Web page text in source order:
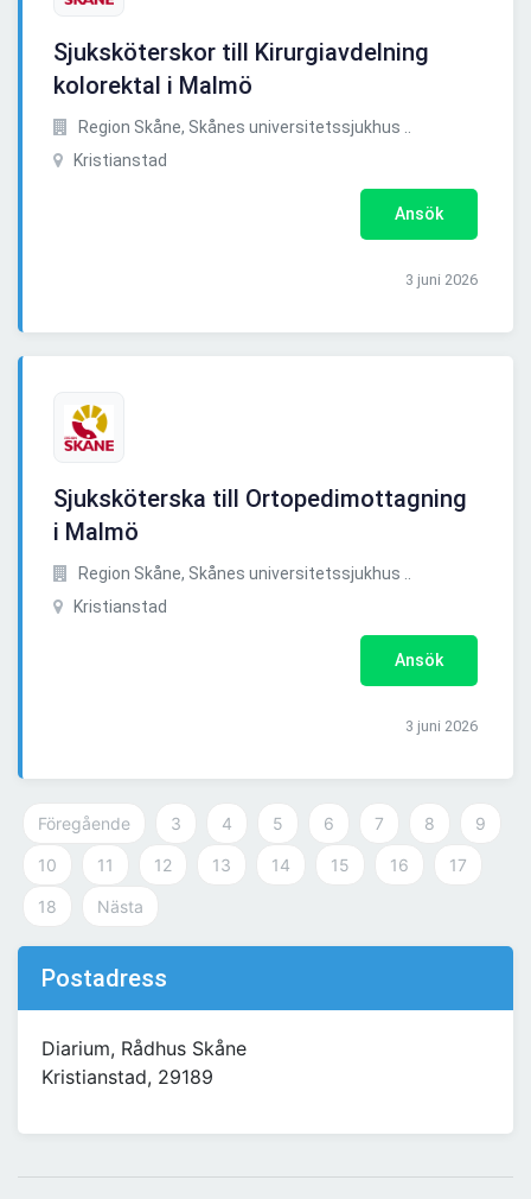
Sjuksköterskor till Kirurgiavdelning
kolorektal i Malmö
Region Skåne, Skånes universitetssjukhus ..
Kristianstad
Ansök
3 juni 2026
Sjuksköterska till Ortopedimottagning
i Malmö
Region Skåne, Skånes universitetssjukhus ..
Kristianstad
Ansök
3 juni 2026
Föregående 3 4 5 6 7 8 9
10 11 12 13 14 15 16 17
18 Nästa
Postadress
Diarium, Rådhus Skåne
Kristianstad, 29189